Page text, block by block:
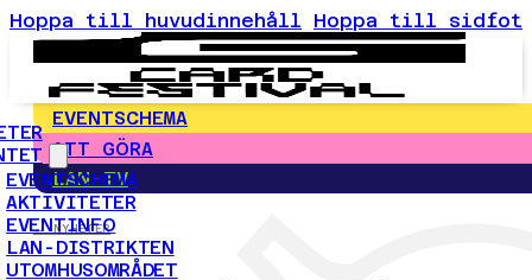
Hoppa till huvudinnehåll Hoppa till sidfot
EVENTSCHEMA
AKTIVITETER
EVENTINFO
LAN-DISTRIKTEN
UTOMHUSOMRÅDET
EVENTSCHEMA
ATT GÖRA
LAN-TV
← NYHETER